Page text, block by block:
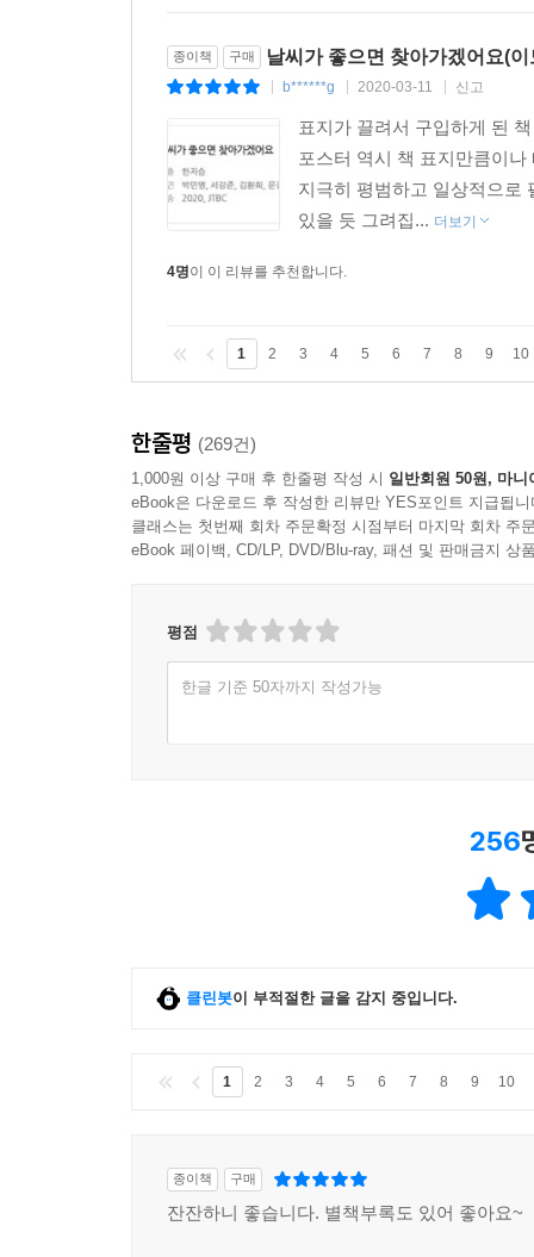
종이책 구매 날씨가 좋으면 찾아가겠어요(
b******g 2020-03-11 신고
표지가 끌려서 구입하게 된
포스터 역시 책 표지만큼이
지극히 평범하고 일상적으로
있을 듯 그려집... 더보기
4명이 이 리뷰를 추천합니다.
1 2 3 4 5 6 7 8 9 10
한줄평 (269건)
1,000원 이상 구매 후 한줄평 작성 시 일반회원 50원, 마니
eBook은 다운로드 후 작성한 리뷰만 YES포인트 지급됩니
클래스는 첫번째 회차 주문확정 시점부터 마지막 회차 주
eBook 페이백, CD/LP, DVD/Blu-ray, 패션 및 판매금지 상
평점
한글 기준 50자까지 작성가능
256
클린봇이 부적절한 글을 감지 중입니다.
1 2 3 4 5 6 7 8 9 10
종이책 구매
잔잔하니 좋습니다. 별책부록도 있어 좋아요~